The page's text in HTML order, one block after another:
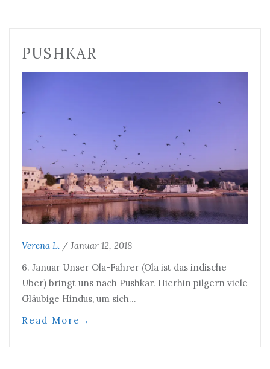
PUSHKAR
Verena L. / Januar 12, 2018
6. Januar Unser Ola-Fahrer (Ola ist das indische
Uber) bringt uns nach Pushkar. Hierhin pilgern viele
Gläubige Hindus, um sich…
Read More →